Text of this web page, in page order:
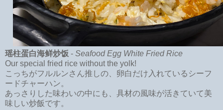
瑶柱蛋白海鲜炒饭 - Seafood Egg White Fried Rice
Our special fried rice without the yolk!
こっちがフルルンさん推しの、卵白だけ入れているシーフ
ードチャーハン。
あっさりした味わいの中にも、具材の風味が活きていて美
味しい炒飯です。